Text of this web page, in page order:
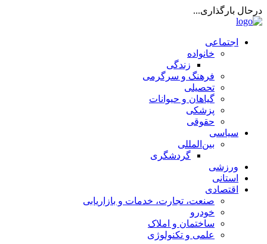
درحال بارگذاری...
اجتماعی
خانواده
زندگی
فرهنگ و سرگرمی
تحصیلی
گیاهان و حیوانات
پزشکی
حقوقی
سیاسی
بین‌المللی
گردشگری
ورزشی
استانی
اقتصادی
صنعت، تجارت، خدمات و بازاریابی
خودرو
ساختمان و املاک
علمی و تکنولوژی